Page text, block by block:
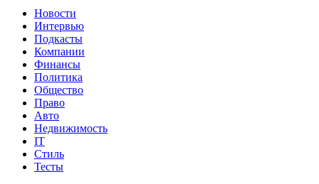
Новости
Интервью
Подкасты
Компании
Финансы
Политика
Общество
Право
Авто
Недвижимость
IT
Стиль
Тесты